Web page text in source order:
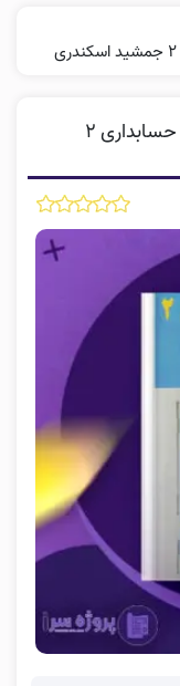
دانلود فایل پی دی اف جزوه اصول حسابداری ۲